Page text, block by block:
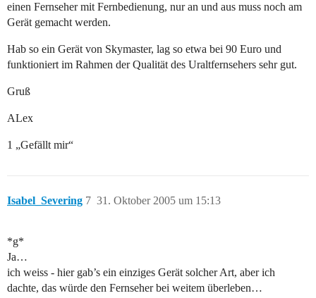
einen Fernseher mit Fernbedienung, nur an und aus muss noch am
Gerät gemacht werden.
Hab so ein Gerät von Skymaster, lag so etwa bei 90 Euro und
funktioniert im Rahmen der Qualität des Uraltfernsehers sehr gut.
Gruß
ALex
1 „Gefällt mir“
Isabel_Severing 31. Oktober 2005 um 15:13
7
*g*
Ja…
ich weiss - hier gab’s ein einziges Gerät solcher Art, aber ich
dachte, das würde den Fernseher bei weitem überleben…